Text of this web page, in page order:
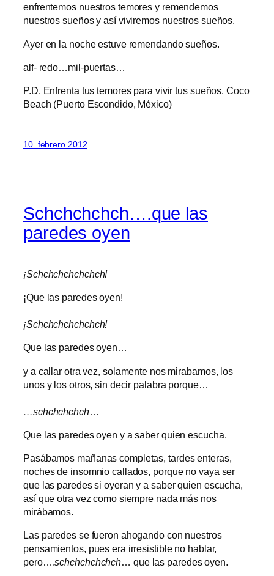
enfrentemos nuestros temores y remendemos
nuestros sueños y así viviremos nuestros sueños.
Ayer en la noche estuve remendando sueños.
alf- redo…mil-puertas…
P.D. Enfrenta tus temores para vivir tus sueños. Coco
Beach (Puerto Escondido, México)
10. febrero 2012
Schchchchch….que las
paredes oyen
¡Schchchchchchch!
¡Que las paredes oyen!
¡Schchchchchchch!
Que las paredes oyen…
y a callar otra vez, solamente nos mirabamos, los
unos y los otros, sin decir palabra porque…
…schchchchch…
Que las paredes oyen y a saber quien escucha.
Pasábamos mañanas completas, tardes enteras,
noches de insomnio callados, porque no vaya ser
que las paredes si oyeran y a saber quien escucha,
así que otra vez como siempre nada más nos
mirábamos.
Las paredes se fueron ahogando con nuestros
pensamientos, pues era irresistible no hablar,
pero….schchchchchch… que las paredes oyen.